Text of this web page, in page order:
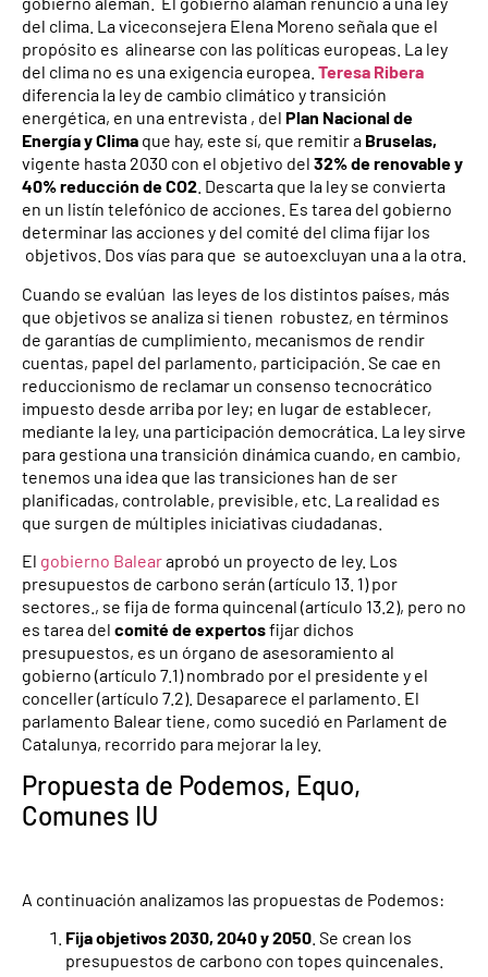
del clima. La viceconsejera Elena Moreno señala que el
propósito es alinearse con las políticas europeas. La ley
del clima no es una exigencia europea. Teresa Ribera
diferencia la ley de cambio climático y transición
energética, en una entrevista , del Plan Nacional de
Energía y Clima que hay, este sí, que remitir a Bruselas,
vigente hasta 2030 con el objetivo del 32% de renovable y
40% reducción de CO2 . Descarta que la ley se convierta
en un listín telefónico de acciones. Es tarea del gobierno
determinar las acciones y del comité del clima fijar los
objetivos. Dos vías para que se autoexcluyan una a la otra.
Cuando se evalúan las leyes de los distintos países, más
que objetivos se analiza si tienen robustez, en términos
de garantías de cumplimiento, mecanismos de rendir
cuentas, papel del parlamento, participación. Se cae en
reduccionismo de reclamar un consenso tecnocrático
impuesto desde arriba por ley; en lugar de establecer,
mediante la ley, una participación democrática. La ley sirve
para gestiona una transición dinámica cuando, en cambio,
tenemos una idea que las transiciones han de ser
planificadas, controlable, previsible, etc. La realidad es
que surgen de múltiples iniciativas ciudadanas.
El gobierno Balearaprobó un proyecto de ley. Los
presupuestos de carbono serán (artículo 13. 1) por
sectores., se fija de forma quincenal (artículo 13.2), pero no
es tarea del comité de expertosfijar dichos
presupuestos, es un órgano de asesoramiento al
gobierno (artículo 7.1) nombrado por el presidente y el
conceller (artículo 7.2). Desaparece el parlamento. El
parlamento Balear tiene, como sucedió en Parlament de
Catalunya, recorrido para mejorar la ley.
Propuesta de Podemos, Equo,
Comunes IU
A continuación analizamos las propuestas de Podemos:
Fija objetivos 2030, 2040 y 2050 . Se crean los
presupuestos de carbono con topes quincenales.